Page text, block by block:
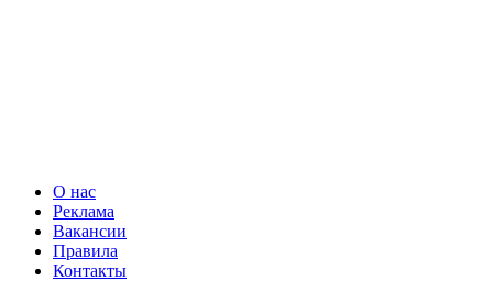
О нас
Реклама
Вакансии
Правила
Контакты